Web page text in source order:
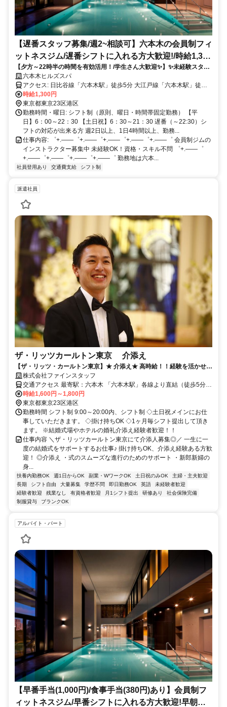
【遅番スタッフ募集/週2~相談可】六本木の会員制フィ
ットネスジム/遅番シフトに入れる方大歓迎!/時給1,300
円✨/未経験OK!/営業時間外にトレーニング機器使用
OK!
【夕方～22時半の時間を有効活用！/学生さん大歓迎✨】✨未経験スター
トOK✨正社員登用制度あり✨週2日～相談可！時給1,300円！食事手当あ
り！
六本木ヒルズスパ
アクセス: 日比谷線「六本木駅」徒歩5分 大江戸線「六本木駅」徒歩
10分 大江戸線・南北線「麻布十番駅」徒歩15分
時給1,300円
東京都東京23区港区
勤務時間・曜日: シフト制（原則、曜日・時間帯固定勤務） 【平
日】6：00～22：30 【土日祝】6：30～21：30 遅番（～22:30）シ
フトの対応が出来る方 週2日以上、1日4時間以上、勤務...
仕事内容: ゜+.――゜+.――゜+.――゜+.――゜+.――゜ 会員制ジムの
インストラクター募集中 未経験OK！資格・スキル不問 ゜+.――゜
+.――゜+.――゜+.――゜+.――゜ 勤務地は六本...
社員登用あり 交通費支給 シフト制
派遣社員
ザ・リッツカールトン東京 介添え
【ザ・リッツ・カールトン東京】★ 介添え★ 高時給！！経験を活かせる
お仕事◎
株式会社ファインスタッフ
交通アクセス 最寄駅：六本木 「六本木駅」各線より直結（徒歩5分程
度） 「乃木坂駅」より徒歩9分 「六本木一丁目駅」より徒歩15分
時給1,600円～1,800円
東京都東京23区港区
勤務時間 シフト制 9:00～20:00内、シフト制 ◇土日祝メインにお仕
事していただきます。 ◇掛け持ちOK ◇1ヶ月毎シフト提出して頂き
ます。 ※結婚式場やホテルの婚礼介添え経験者歓迎！！
仕事内容 ＼ザ・リッツカールトン東京にて介添人募集◎／ 一生に一
度の結婚式をサポートするお仕事♪ 掛け持ちOK、介添え経験ある方歓
迎！ ◎介添え ・式のスムーズな進行のためのサポート ・新郎新婦の
身...
扶養内勤務OK 週1日からOK 副業・WワークOK 土日祝のみOK
主婦・主夫歓迎
長期
シフト自由 大量募集 学歴不問 即日勤務OK 英語
未経験者歓迎
経験者歓迎
残業なし 有資格者歓迎 月1シフト提出 研修あり
社会保険完備
制服貸与
ブランクOK
アルバイト・パート
【早番手当(1,000円)/食事手当(380円)あり】会員制フ
ィットネスジム/早番シフトに入れる方大歓迎!早朝の